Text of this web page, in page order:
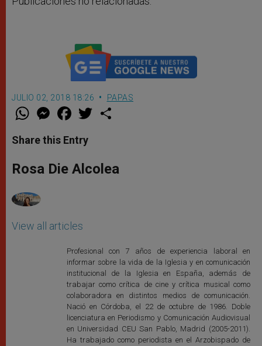
JULIO 02, 2018 18:26 PAPAS
W
t
s
p
p
M
e
s
e
g
e
F
a
e
b
o
k
w
r
Share this Entry
Rosa Die Alcolea
View all articles
Profesional con 7 años de experiencia laboral en
informar sobre la vida de la Iglesia y en comunicación
institucional de la Iglesia en España, además de
trabajar como crítica de cine y crítica musical como
colaboradora en distintos medios de comunicación.
Nació en Córdoba, el 22 de octubre de 1986. Doble
licenciatura en Periodismo y Comunicación Audiovisual
en Universidad CEU San Pablo, Madrid (2005-2011).
Ha trabajado como periodista en el Arzobispado de